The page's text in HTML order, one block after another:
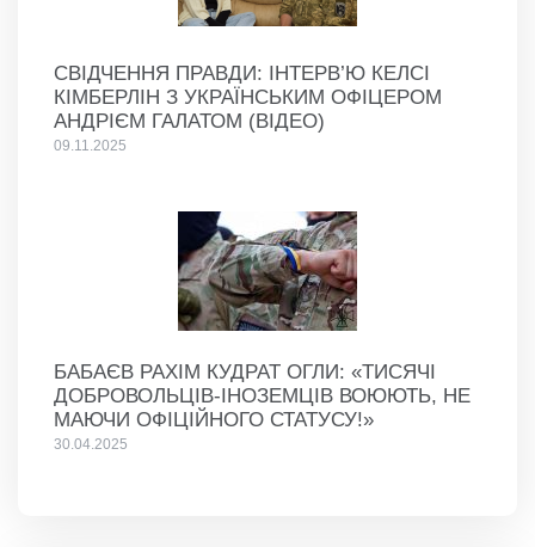
СВІДЧЕННЯ ПРАВДИ: ІНТЕРВ’Ю КЕЛСІ
КІМБЕРЛІН З УКРАЇНСЬКИМ ОФІЦЕРОМ
АНДРІЄМ ГАЛАТОМ (ВІДЕО)
09.11.2025
БАБАЄВ РАХІМ КУДРАТ ОГЛИ: «ТИСЯЧІ
ДОБРОВОЛЬЦІВ-ІНОЗЕМЦІВ ВОЮЮТЬ, НЕ
МАЮЧИ ОФІЦІЙНОГО СТАТУСУ!»
30.04.2025